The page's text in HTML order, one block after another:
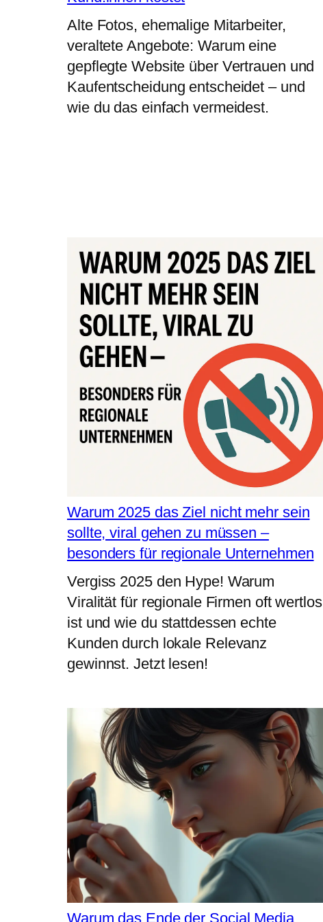
Alte Fotos, ehemalige Mitarbeiter,
veraltete Angebote: Warum eine
gepflegte Website über Vertrauen und
Kaufentscheidung entscheidet – und
wie du das einfach vermeidest.
Warum 2025 das Ziel nicht mehr sein
sollte, viral gehen zu müssen –
besonders für regionale Unternehmen
Vergiss 2025 den Hype! Warum
Viralität für regionale Firmen oft wertlos
ist und wie du stattdessen echte
Kunden durch lokale Relevanz
gewinnst. Jetzt lesen!
Warum das Ende der Social Media